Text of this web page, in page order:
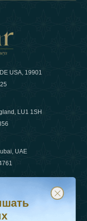
USA, 19901
LU1 1SH
UAE
последних
будьте в курсе